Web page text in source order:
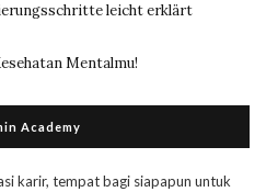
leicht erklärt
Mentalmu!
Academy
karir, tempat bagi siapapun untuk